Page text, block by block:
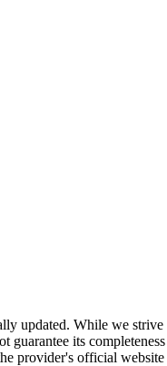
updated. While we strive
guarantee its completeness
provider's official website